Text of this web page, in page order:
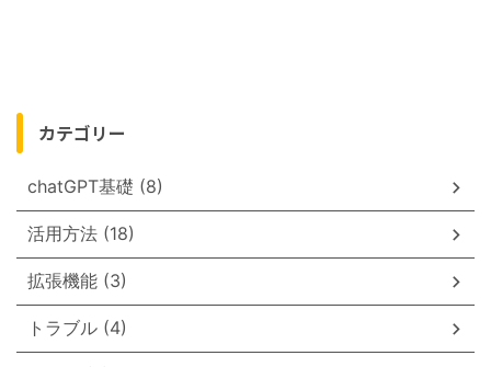
カテゴリー
chatGPT基礎 (8)
活用方法 (18)
拡張機能 (3)
トラブル (4)